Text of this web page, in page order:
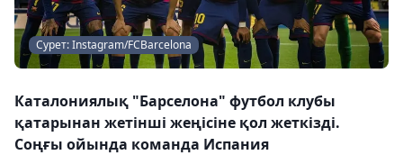
Сурет: Instagram/FCBarcelona
Каталониялық "Барселона" футбол клубы
қатарынан жетінші жеңісіне қол жеткізді.
Соңғы ойында команда Испания